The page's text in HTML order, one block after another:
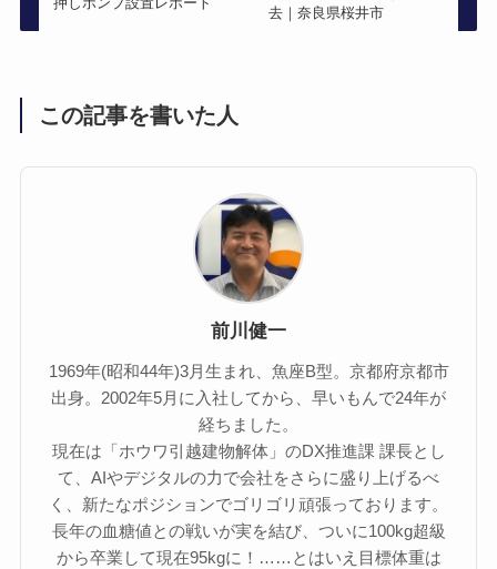
去｜奈良県桜井市
この記事を書いた人
前川健一
1969年(昭和44年)3月生まれ、魚座B型。京都府京都市
出身。2002年5月に入社してから、早いもんで24年が
経ちました。
現在は「ホウワ引越建物解体」のDX推進課 課長とし
て、AIやデジタルの力で会社をさらに盛り上げるべ
く、新たなポジションでゴリゴリ頑張っております。
長年の血糖値との戦いが実を結び、ついに100kg超級
から卒業して現在95kgに！……とはいえ目標体重は